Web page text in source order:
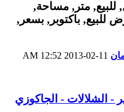
12:52 AM
- الشلالات - الجاكوزي